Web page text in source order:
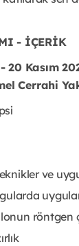
- İÇERİK
20 Kasım
Cerrahi
ve
röntgen